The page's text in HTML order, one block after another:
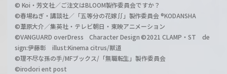
© Koi・芳文社／ご注文はBLOOM製作委員会ですか？
©春場ねぎ・講談社／「五等分の花嫁∬」製作委員会 ®KODANSHA
©葦原大介／集英社・テレビ朝日・東映アニメーション
©VANGUARD overDress Character Design ©2021 CLAMP・ST de
sign:伊藤彰 illust:Kinema citrus/獣道
©理不尽な孫の手/MFブックス/「無職転生」製作委員会
©irodori ent post